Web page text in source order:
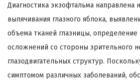
Диагностика экзофтальма направлена
выпячивания глазного яблока,
объема тканей глазницы,
осложнений со стороны зрительного
глазодвигательных структур.
симптомом различных заболеваний,